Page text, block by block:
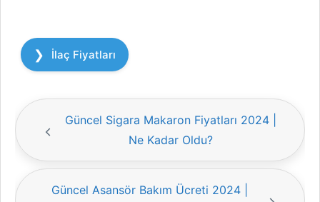
Kategoriler
İlaç Fiyatları
Güncel Sigara Makaron Fiyatları 2024 |
Ne Kadar Oldu?
Güncel Asansör Bakım Ücreti 2024 |